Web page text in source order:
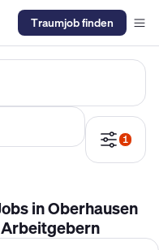
Traumjob finden
1
in Oberhausen